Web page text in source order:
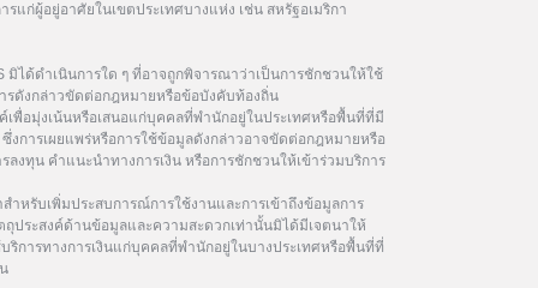
รแก่ผู้อยู่อาศัยในเขตประเทศบางแห่ง เช่น สหรัฐอเมริกา
มิได้ดำเนินการใด ๆ ที่อาจถูกพิจารณาว่าเป็นการชักชวนให้ใช้
รดังกล่าวขัดต่อกฎหมายหรือข้อบังคับท้องถิ่น
พื่อมุ่งเน้นหรือเสนอแก่บุคคลที่พำนักอยู่ในประเทศหรือพื้นที่ที่มี
งการเผยแพร่หรือการใช้ข้อมูลดังกล่าวอาจขัดต่อกฎหมายหรือ
งทุน คำแนะนำทางการเงิน หรือการชักชวนให้เข้าร่วมบริการ
หรับเพิ่มประสบการณ์การใช้งานและการเข้าถึงข้อมูลการ
ประสงค์ด้านข้อมูลและความสะดวกเท่านั้นมิได้มีเจตนาให้
ริการทางการเงินแก่บุคคลที่พำนักอยู่ในบางประเทศหรือพื้นที่ที่